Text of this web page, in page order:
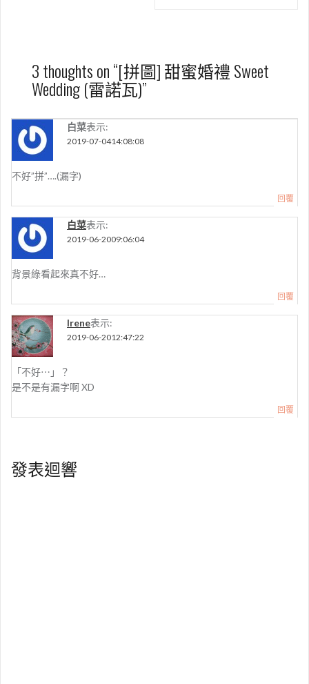
3 thoughts on “[拼圖] 甜蜜婚禮 Sweet
Wedding (雷諾瓦)”
白菜表示:
2019-07-0414:08:08
不好”拼”….(漏字)
回覆
白菜表示:
2019-06-2009:06:04
背景綠看起來真不好…
回覆
Irene表示:
2019-06-2012:47:22
「不好⋯」？
是不是有漏字啊 XD
回覆
發表迴響